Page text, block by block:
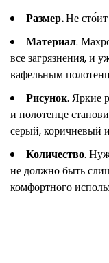
Размер.Не
Материал.
все загрязнения, и
вафельным
Рисунок. Яркие
и полотенце
серый, коричневый
Количество.
не должно быть
комфортного